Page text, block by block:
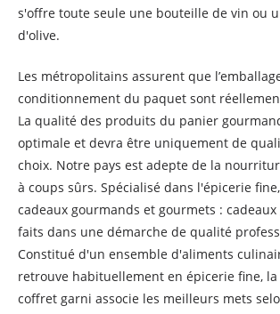
s'offre toute seule une bouteille de vin ou
d'olive.
Les métropolitains assurent que
conditionnement du paquet sont
La qualité des produits du panier
optimale et devra être uniquement de
choix. Notre pays est adepte de la
à coups sûrs. Spécialisé dans l'épicerie
cadeaux gourmands et gourmets :
faits dans une démarche de qualité
Constitué d'un ensemble d'aliments
retrouve habituellement en épicerie fine,
coffret garni associe les meilleurs mets